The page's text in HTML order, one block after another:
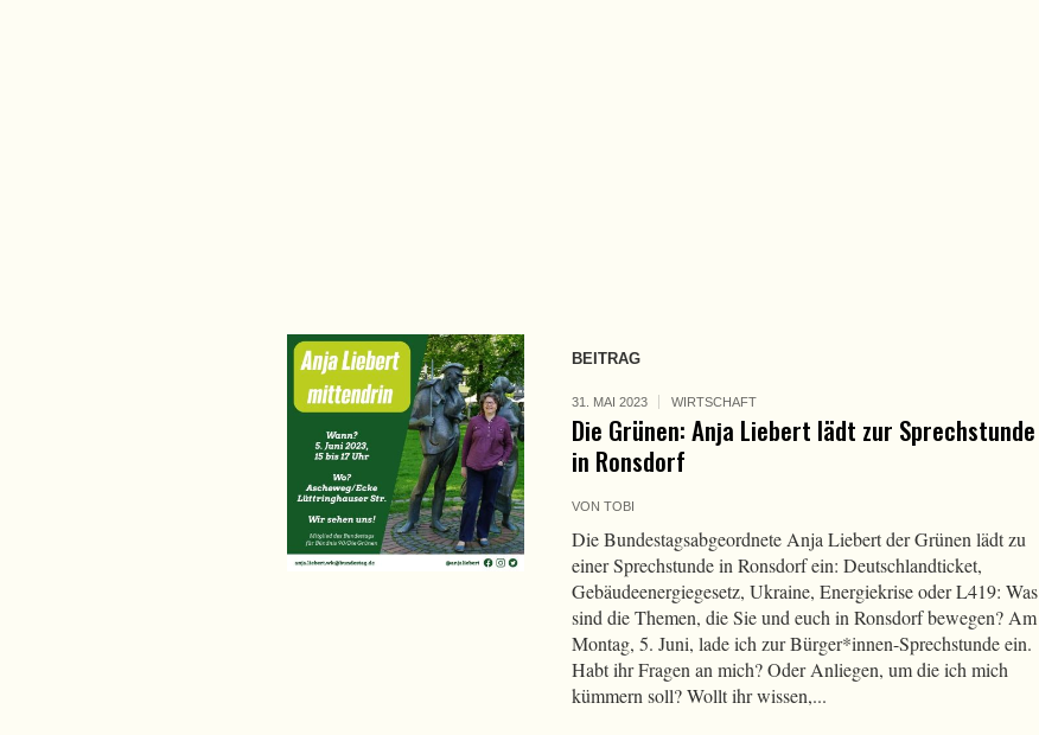
BEITRAG
31. MAI 2023 WIRTSCHAFT
Die Grünen: Anja Liebert lädt zur Sprechstunde
in Ronsdorf
VON TOBI
Die Bundestagsabgeordnete Anja Liebert der Grünen lädt zu
einer Sprechstunde in Ronsdorf ein: Deutschlandticket,
Gebäudeenergiegesetz, Ukraine, Energiekrise oder L419: Was
sind die Themen, die Sie und euch in Ronsdorf bewegen? Am
Montag, 5. Juni, lade ich zur Bürger*innen-Sprechstunde ein.
Habt ihr Fragen an mich? Oder Anliegen, um die ich mich
kümmern soll? Wollt ihr wissen,...